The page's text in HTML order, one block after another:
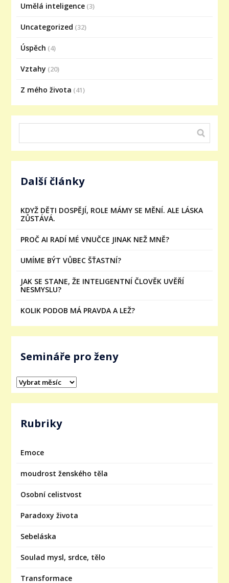
Umělá inteligence (3)
Uncategorized (32)
Úspěch (4)
Vztahy (20)
Z mého života (41)
Další články
KDYŽ DĚTI DOSPĚJÍ, ROLE MÁMY SE MĚNÍ. ALE LÁSKA
ZŮSTÁVÁ.
PROČ AI RADÍ MÉ VNUČCE JINAK NEŽ MNĚ?
UMÍME BÝT VŮBEC ŠŤASTNÍ?
JAK SE STANE, ŽE INTELIGENTNÍ ČLOVĚK UVĚŘÍ
NESMYSLU?
KOLIK PODOB MÁ PRAVDA A LEŽ?
Semináře pro ženy
Rubriky
Emoce
moudrost ženského těla
Osobní celistvost
Paradoxy života
Sebeláska
Soulad mysl, srdce, tělo
Transformace